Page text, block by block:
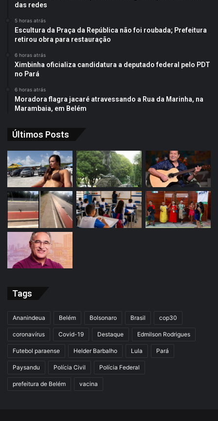
das redes
5 horas atrás
Escultura da Praça da República não foi roubada; Prefeitura
retirou obra para restauração
6 horas atrás
Ximbinha oficializa candidatura a deputado federal pelo PDT
no Pará
6 horas atrás
Moradora flagra jacaré atravessando a Rua da Marinha, na
Marambaia, em Belém
Últimos Posts
Tags
Ananindeua Belém Bolsonaro Brasil cop30
coronavírus Covid-19 Destaque Edmilson Rodrigues
Futebol paraense Helder Barbalho Lula Pará
Paysandu Polícia Civil Polícia Federal
prefeitura de Belém vacina